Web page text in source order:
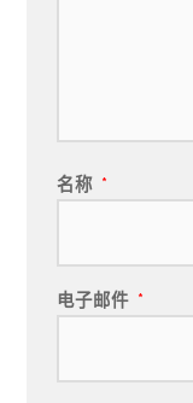
名称 *
电子邮件 *